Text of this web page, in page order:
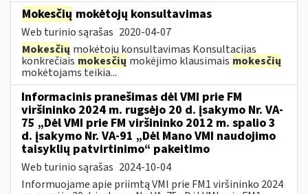
Mokesčių mokėtojų konsultavimas
Web turinio sąrašas 2020-04-07
Mokesčių mokėtojų konsultavimas Konsultacijas
konkrečiais mokesčių mokėjimo klausimais mokesčių
mokėtojams teikia...
Informacinis pranešimas dėl VMI prie FM
viršininko 2024 m. rugsėjo 20 d. įsakymo Nr. VA-
75 „Dėl VMI prie FM viršininko 2012 m. spalio 3
d. įsakymo Nr. VA-91 „Dėl Mano VMI naudojimo
taisyklių patvirtinimo“ pakeitimo
Web turinio sąrašas 2024-10-04
Informuojame apie priimtą VMI prie FM1 viršininko 2024